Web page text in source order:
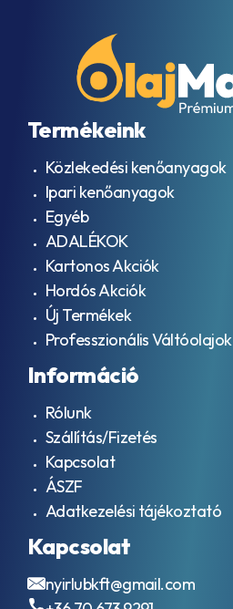
Termékeink
Közlekedési kenőanyagok
Ipari kenőanyagok
Egyéb
ADALÉKOK
Kartonos Akciók
Hordós Akciók
Új Termékek
Professzionális Váltóolajok
Információ
Rólunk
Szállítás/Fizetés
Kapcsolat
ÁSZF
Adatkezelési tájékoztató
Kapcsolat
nyirlubkft@gmail.com